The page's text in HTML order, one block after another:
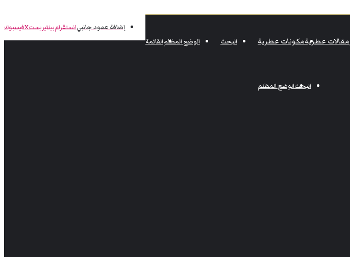
فيسبوك‫Xبينتيريستانستقرامإضافة عمود جانبي
القائمةالوضع المظلم البحث مقالات عطريةمكونات عطرية
الوضع المظلمالبحث